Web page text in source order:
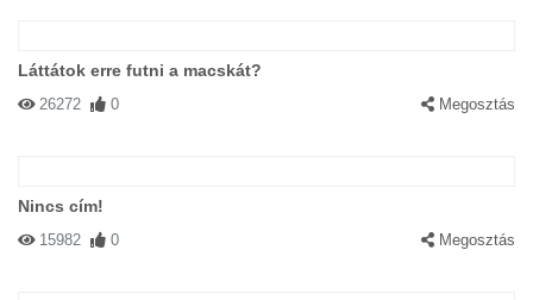
Láttátok erre futni a macskát?
26272 0 Megosztás
Nincs cím!
15982 0 Megosztás